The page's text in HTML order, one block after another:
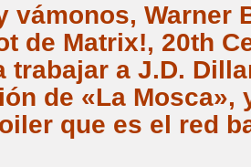
vámonos, Warner
de Matrix!, 20th
trabajar a J.D.
de «La Mosca»,
que es el red